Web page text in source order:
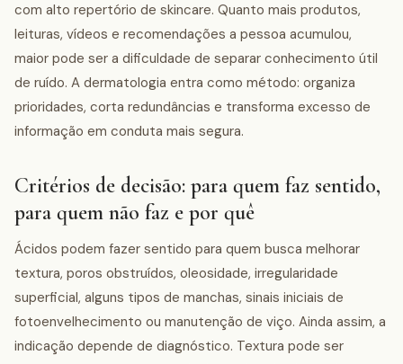
com alto repertório de skincare. Quanto mais produtos,
leituras, vídeos e recomendações a pessoa acumulou,
maior pode ser a dificuldade de separar conhecimento útil
de ruído. A dermatologia entra como método: organiza
prioridades, corta redundâncias e transforma excesso de
informação em conduta mais segura.
Critérios de decisão: para quem faz sentido,
para quem não faz e por quê
Ácidos podem fazer sentido para quem busca melhorar
textura, poros obstruídos, oleosidade, irregularidade
superficial, alguns tipos de manchas, sinais iniciais de
fotoenvelhecimento ou manutenção de viço. Ainda assim, a
indicação depende de diagnóstico. Textura pode ser